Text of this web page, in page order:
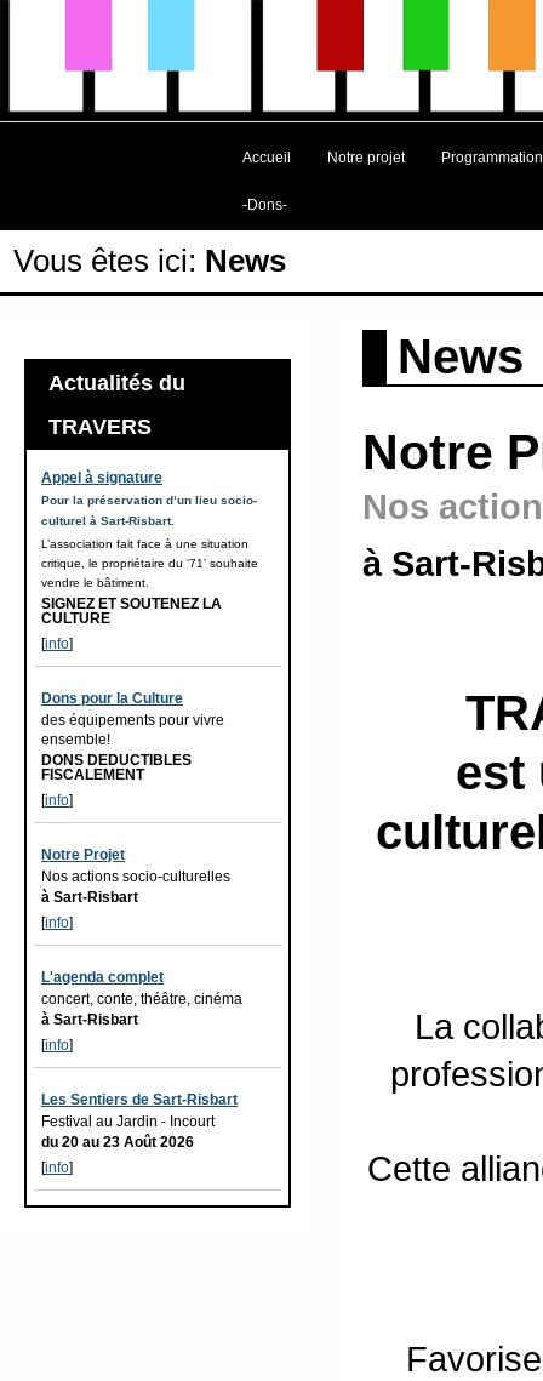
Accueil Notre projet Programmation
-Dons-
Vous êtes ici: News
Actualités du
TRAVERS
Appel à signature
Pour la préservation d’un lieu socio-
culturel à Sart-Risbart.
L’association fait face à une situation
critique, le propriétaire du ‘71’ souhaite
vendre le bâtiment.
SIGNEZ ET SOUTENEZ LA
CULTURE
[info]
Dons pour la Culture
des équipements pour vivre
ensemble!
DONS DEDUCTIBLES
FISCALEMENT
[info]
Notre Projet
Nos actions socio-culturelles
à Sart-Risbart
[info]
L'agenda complet
concert, conte, théâtre, cinéma
à Sart-Risbart
[info]
Les Sentiers de Sart-Risbart
Festival au Jardin - Incourt
du 20 au 23 Août 2026
[info]
News
Notre
Nos
à Sart-
est
La
Cette